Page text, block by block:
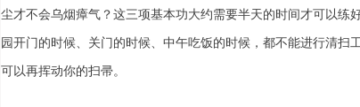
尘才不会乌烟瘴气？这三项基本功大约需要半天的时间才可以练
园开门的时候、关门的时候、中午吃饭的时候，都不能进行清扫
可以再挥动你的扫帚。